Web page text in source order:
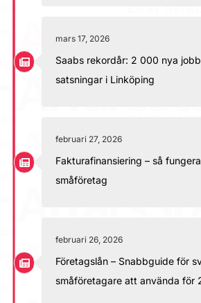
mars 17, 2026
Saabs rekordår: 2 000 nya
satsningar i Linköping
februari 27, 2026
Fakturafinansiering – så
småföretag
februari 26, 2026
Företagslån – Snabbguide för
småföretagare att använda för